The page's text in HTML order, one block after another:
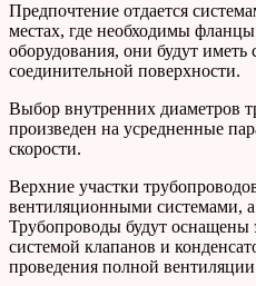
Предпочтение отдается
местах, где необходимы
оборудования, они будут
соединительной поверхности.
Выбор внутренних диаметров
произведен на усредненные
скорости.
Верхние участки
вентиляционными системами,
Трубопроводы будут оснащены
системой клапанов и
проведения полной